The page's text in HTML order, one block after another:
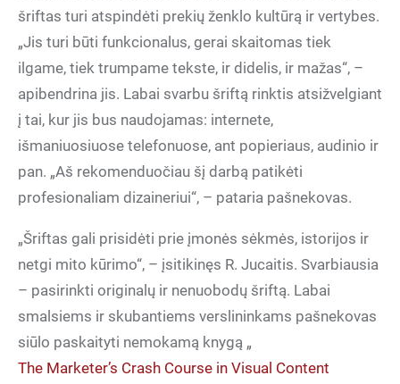
šriftas turi atspindėti prekių ženklo kultūrą ir vertybes.
„Jis turi būti funkcionalus, gerai skaitomas tiek
ilgame, tiek trumpame tekste, ir didelis, ir mažas“, –
apibendrina jis. Labai svarbu šriftą rinktis atsižvelgiant
į tai, kur jis bus naudojamas: internete,
išmaniuosiuose telefonuose, ant popieriaus, audinio ir
pan. „Aš rekomenduočiau šį darbą patikėti
profesionaliam dizaineriui“, – pataria pašnekovas.
„Šriftas gali prisidėti prie įmonės sėkmės, istorijos ir
netgi mito kūrimo“, – įsitikinęs R. Jucaitis. Svarbiausia
– pasirinkti originalų ir nenuobodų šriftą. Labai
smalsiems ir skubantiems verslininkams pašnekovas
siūlo paskaityti nemokamą knygą „
The Marketer’s Crash Course in Visual Content